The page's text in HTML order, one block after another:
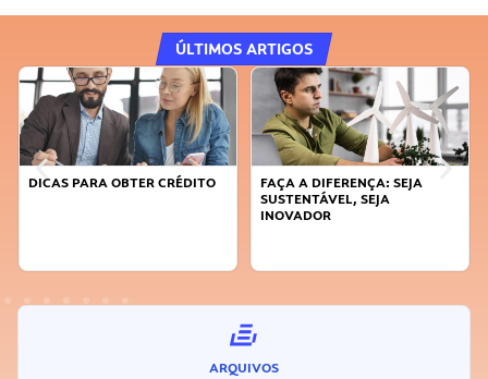
ÚLTIMOS ARTIGOS
DICAS PARA OBTER CRÉDITO
FAÇA A DIFERENÇA: SEJA
SUSTENTÁVEL, SEJA
INOVADOR
ARQUIVOS